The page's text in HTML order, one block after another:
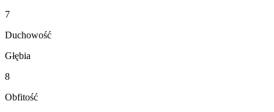
7
Duchowość
Głębia
8
Obfitość